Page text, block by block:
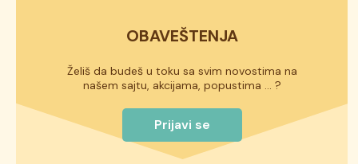
OBAVEŠTENJA
Želiš da budeš u toku sa svim novostima na
našem sajtu, akcijama, popustima ... ?
Prijavi se